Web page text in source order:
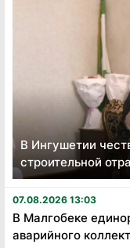
В Ингушетии
строительной
07.08.2026 13:03
В Малгобеке
аварийного